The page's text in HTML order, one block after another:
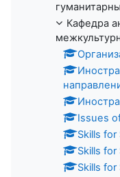
Кафедра
Issues
Skills
Skills for
Skills